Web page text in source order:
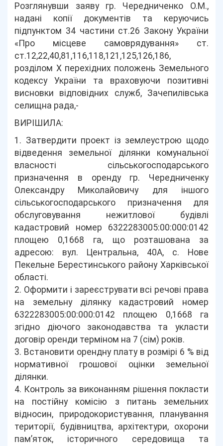
Розглянувши заяву гр. Чередниченко О.М.,
надані копії документів та керуючись
підпунктом 34 частини ст.26 Закону України
«Про місцеве самоврядування» ст.
ст.12,22,40,81,116,118,121,125,126,186,
розділом Х перехідних положень Земельного
кодексу України та враховуючи позитивні
висновки відповідних служб, Зачепилівська
селищна рада,-
ВИРІШИЛА:
1. Затвердити проект із землеустрою щодо
відведення земельної ділянки комунальної
власності сільськогосподарського
призначення в оренду гр. Чередниченку
Олександру Миколайовичу для іншого
сільськогосподарського призначення для
обслуговування нежитлової будівлі
кадастровий номер 6322283005:00:000:0142
площею 0,1668 га, що розташована за
адресою: вул. Центральна, 40А, с. Нове
Пекельне Берестинського району Харківської
області.
2. Оформити і зареєструвати всі речові права
на земельну ділянку кадастровий номер
6322283005:00:000:0142 площею 0,1668 га
згідно діючого законодавства та укласти
договір оренди терміном на 7 (сім) років.
3. Встановити орендну плату в розмірі 6 % від
нормативної грошової оцінки земельної
ділянки.
4. Контроль за виконанням рішення покласти
на постійну комісію з питань земельних
відносин, природокористування, планування
території, будівництва, архітектури, охорони
пам’яток, історичного середовища та